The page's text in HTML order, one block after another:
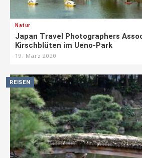
Natur
Japan Travel Photographers
Kirschblüten im Ueno-Park
19. März 2020
REISEN